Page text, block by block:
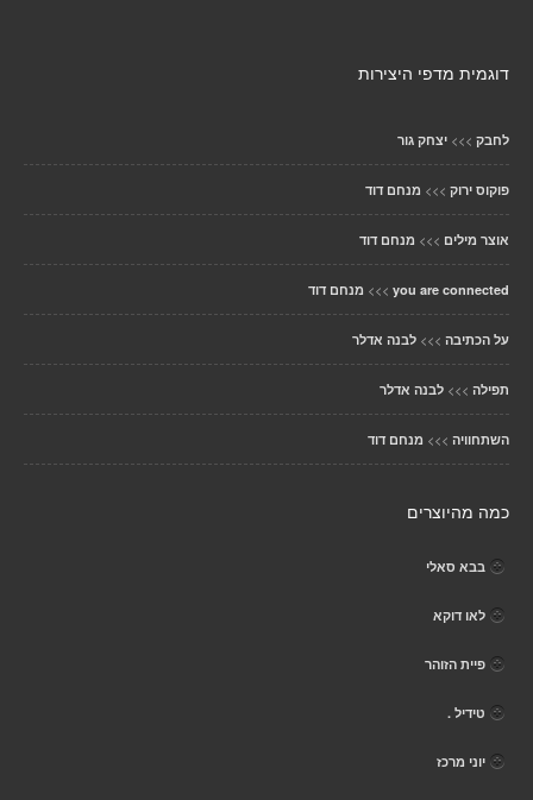
דוגמית מדפי היצירות
לחבק >>> יצחק גור
פוקוס ירוק >>> מנחם דוד
אוצר מילים >>> מנחם דוד
you are connected
>>> מנחם דוד
על הכתיבה >>> לבנה אדלר
תפילה >>> לבנה אדלר
השתחוויה >>> מנחם דוד
כמה מהיוצרים
בבא סאלי
לאו דוקא
פיית הזוהר
טידיל .
יוני מרכז